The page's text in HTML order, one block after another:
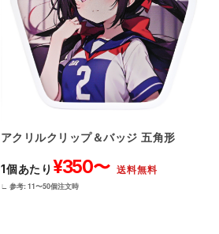
アクリルクリップ＆バッジ 五角形
1個あたり ¥350〜 送料無料
∟ 参考: 11〜50個注文時